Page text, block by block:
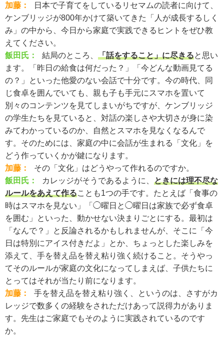
加藤：
日本で子育てをしているリセマムの読者に向けて、
ケンブリッジが800年かけて築いてきた「人が成長するしく
み」の中から、今日から家庭で実践できるヒントをぜひ教
えてください。
飯田氏：
結局のところ、 「話をすること」に尽きると思い
ます。「昨日の給食は何だった？」「今どんな動画見てる
の？」といった他愛のない会話で十分です。今の時代、同
じ食卓を囲んでいても、親も子も手元にスマホを置いて
別々のコンテンツを見てしまいがちですが、ケンブリッジ
の学生たちを見ていると、対話の楽しさや大切さが身に染
みてわかっているのか、自然とスマホを見なくなるんで
す。そのためには、家庭の中に会話が生まれる「文化」を
どう作っていくかが鍵になります。
加藤：
その「文化」はどうやって作れるのですか。
飯田氏：
カレッジがそうであるように、 ときには理不尽な
ルールをあえて作ることも1つの手です。たとえば「食事の
時はスマホを見ない」「◯曜日と◯曜日は家族で必ず食卓
を囲む」といった、動かせない決まりごとにする。最初は
「なんで？」と反論されるかもしれませんが、そこに「今
日は特別にアイス付きだよ」とか、ちょっとした楽しみを
添えて、手を替え品を替え粘り強く続けること。そうやっ
てそのルールが家庭の文化になってしまえば、子供たちに
とってはそれが当たり前になります。
加藤：
手を替え品を替え粘り強く、というのは、さすがカ
レッジで数多くの経験をされただけあって説得力がありま
す。先生はご家庭でもそのように実践されているのです
か。